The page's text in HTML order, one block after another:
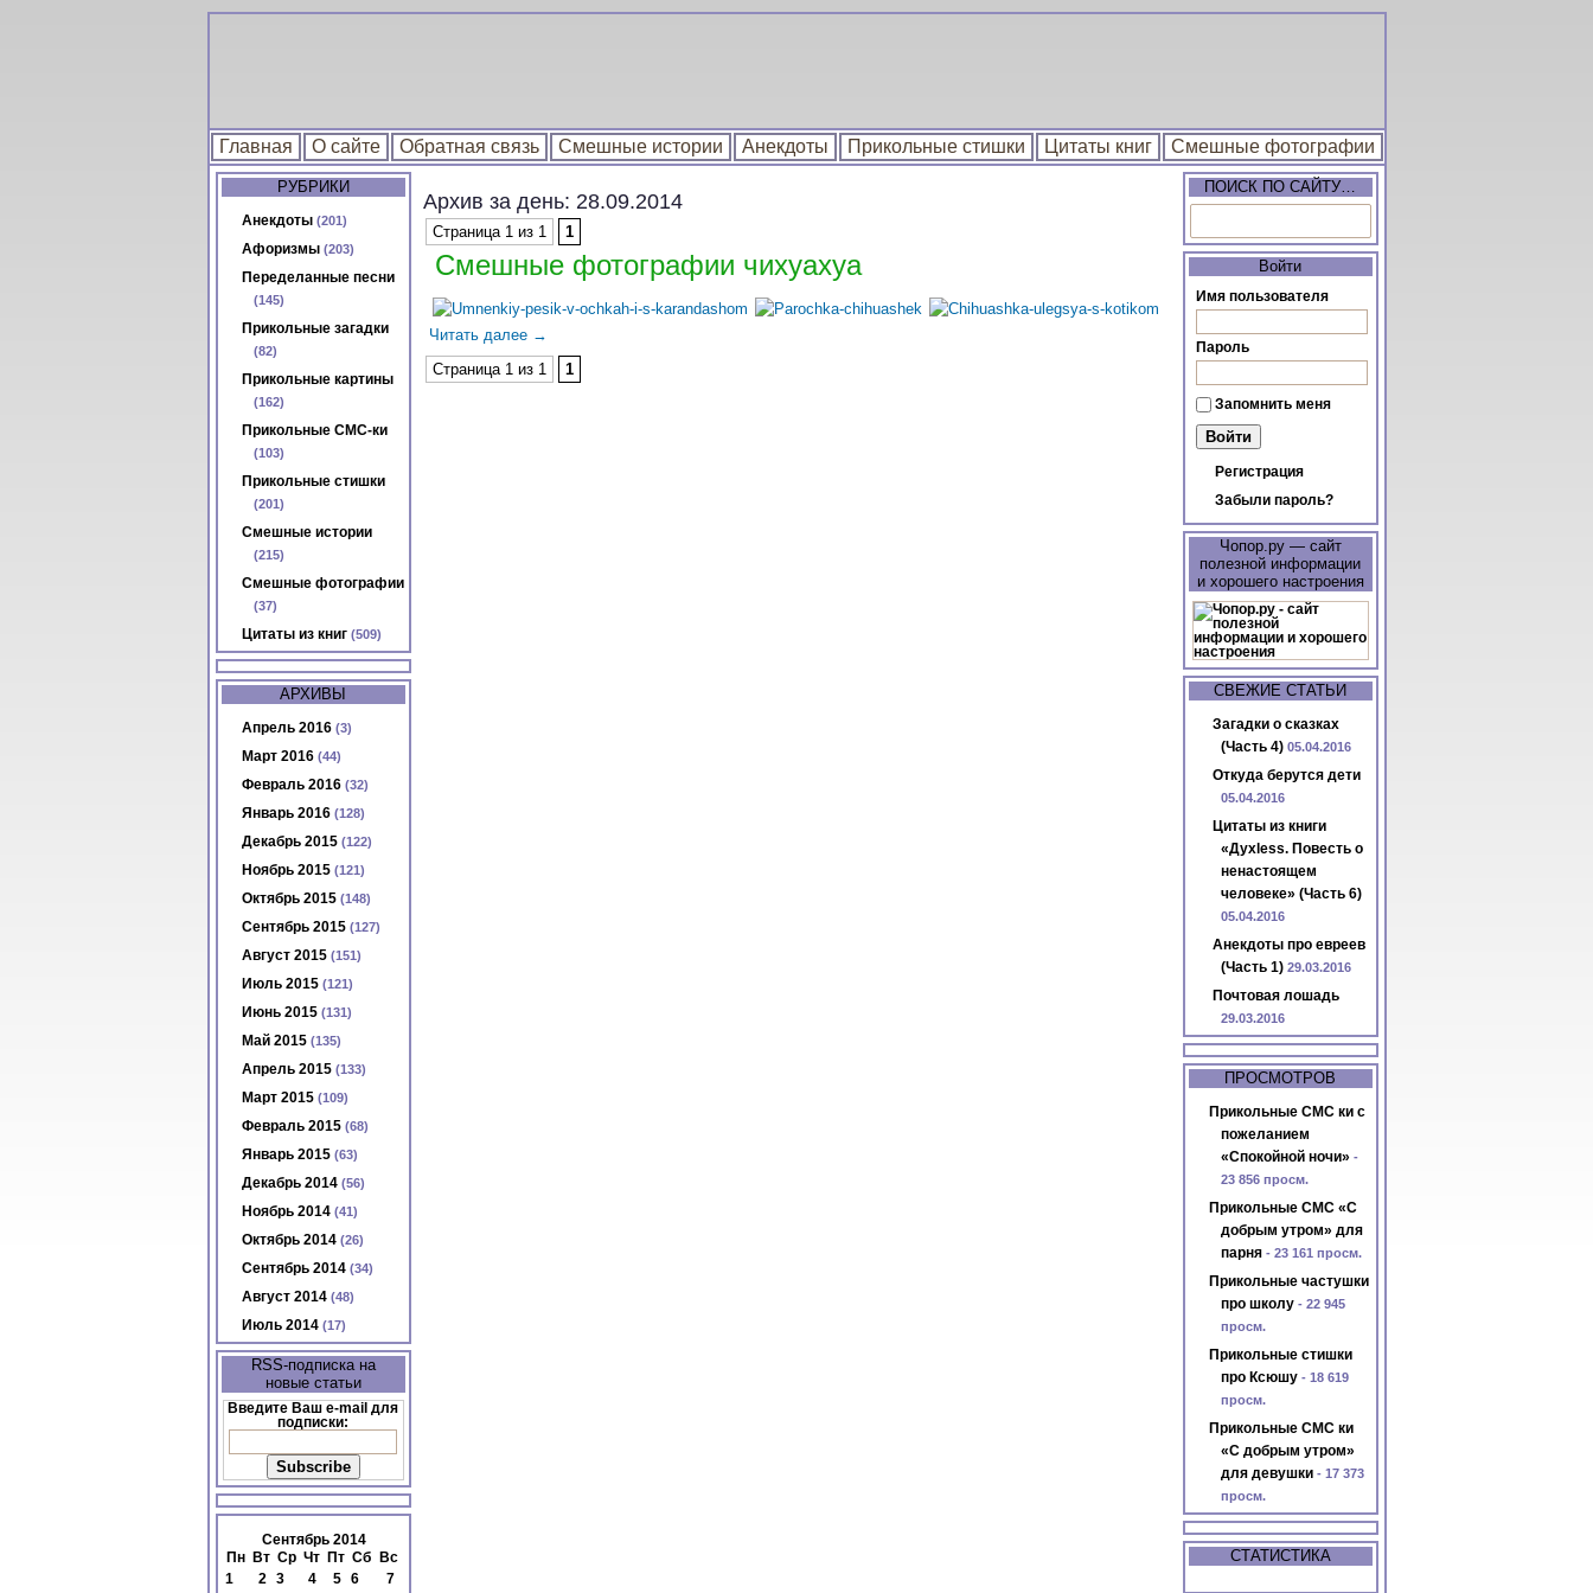
Главная О сайте Обратная связь Смешные истории Анекдоты Прикольные стишки Цитаты книг Смешные фотографии
РУБРИКИ
Анекдоты(201)
Афоризмы(203)
Переделанные песни
(145)
Прикольные загадки
(82)
Прикольные картины
(162)
Прикольные СМС-ки
(103)
Прикольные стишки
(201)
Смешные истории
(215)
Смешные фотографии
(37)
Цитаты из книг(509)
АРХИВЫ
Апрель 2016(3)
Март 2016(44)
Февраль 2016(32)
Январь 2016(128)
Декабрь 2015(122)
Ноябрь 2015(121)
Октябрь 2015(148)
Сентябрь 2015(127)
Август 2015(151)
Июль 2015(121)
Июнь 2015(131)
Май 2015(135)
Апрель 2015(133)
Март 2015(109)
Февраль 2015(68)
Январь 2015(63)
Декабрь 2014(56)
Ноябрь 2014(41)
Октябрь 2014(26)
Сентябрь 2014(34)
Август 2014(48)
Июль 2014(17)
RSS-подписка на
новые статьи
Введите Ваш e-mail для
подписки:
Сентябрь 2014
Пн
Вт Ср Чт Пт Сб
Вс
1
2 3 4 5 6 7
Архив за день: 28.09.2014
Страница 1 из 1 1
Смешные фотографии чихуахуа
Читать далее →
Страница 1 из 1
1
ПОИСК ПО САЙТУ…
Войти
Имя пользователя
Пароль
Запомнить меня
Регистрация
Забыли пароль?
Чопор.ру — сайт
полезной информации
и хорошего настроения
СВЕЖИЕ СТАТЬИ
Загадки о сказках
(Часть 4) 05.04.2016
Откуда берутся дети
05.04.2016
Цитаты из книги
«Духless. Повесть о
ненастоящем
человеке» (Часть 6)
05.04.2016
Анекдоты про евреев
(Часть 1) 29.03.2016
Почтовая лошадь
29.03.2016
ПРОСМОТРОВ
Прикольные СМС ки с
пожеланием
«Спокойной ночи» -
23 856 просм.
Прикольные СМС «С
добрым утром» для
парня- 23 161 просм.
Прикольные частушки
про школу- 22 945
просм.
Прикольные стишки
про Ксюшу- 18 619
просм.
Прикольные СМС ки
«С добрым утром»
для девушки- 17 373
просм.
СТАТИСТИКА